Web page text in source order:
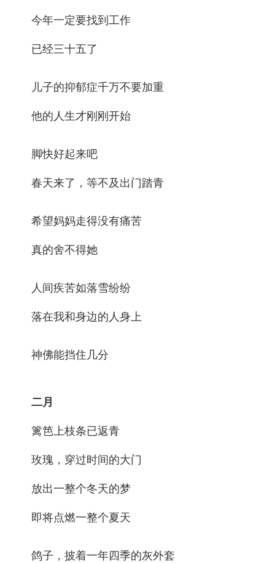
今年一定要找到工作
已经三十五了
儿子的抑郁症千万不要加重
他的人生才刚刚开始
脚快好起来吧
春天来了，等不及出门踏青
希望妈妈走得没有痛苦
真的舍不得她
人间疾苦如落雪纷纷
落在我和身边的人身上
神佛能挡住几分
二月
篱笆上枝条已返青
玫瑰，穿过时间的大门
放出一整个冬天的梦
即将点燃一整个夏天
鸽子，披着一年四季的灰外套